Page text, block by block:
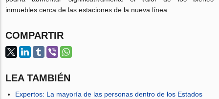
inmuebles cerca de las estaciones de la nueva línea.
COMPARTIR
LEA TAMBIÉN
Expertos: La mayoría de las personas dentro de los Estados